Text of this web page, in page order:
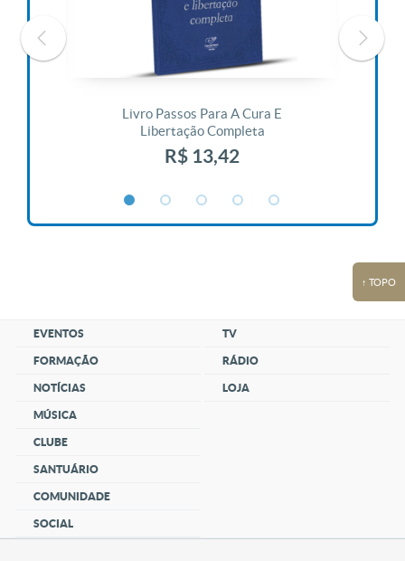
Livro Passos Para A Cura E
Libertação Completa
R$ 13,42
↑ TOPO
EVENTOS
FORMAÇÃO
NOTÍCIAS
MÚSICA
CLUBE
SANTUÁRIO
COMUNIDADE
SOCIAL
TV
RÁDIO
LOJA